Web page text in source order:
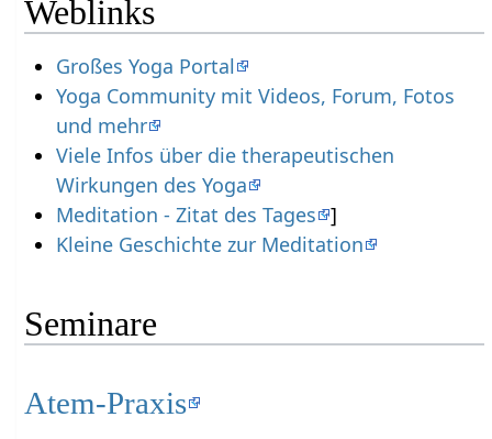
Weblinks
Großes Yoga Portal
Yoga Community mit Videos, Forum, Fotos
und mehr
Viele Infos über die therapeutischen
Wirkungen des Yoga
Meditation - Zitat des Tages ]
Kleine Geschichte zur Meditation
Seminare
Atem-Praxis